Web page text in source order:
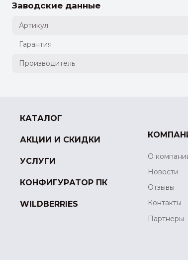
Заводские данные
Артикул
Гарантия
Производитель
КАТАЛОГ
АКЦИИ И СКИДКИ
УСЛУГИ
КОНФИГУРАТОР ПК
WILDBERRIES
О
Новости
Отзывы
Контакты
Партнеры